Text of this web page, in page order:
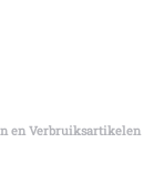
en Verbruiksartikelen